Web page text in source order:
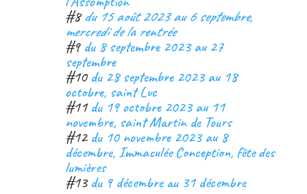
#8du 15 août 2023 au 6 septembre,
mercredi de la rentrée
#9 du 8 septembre 2023 au 27
septembre
#10 du 28 septembre 2023 au 18
octobre, saint Luc
#11 du 19 octobre 2023 au 11
novembre, saint Martin de Tours
#12 du 10 novembre 2023 au 8
décembre, Immaculée Conception, fête des
lumières
#13du 9 décembre au 31 décembre